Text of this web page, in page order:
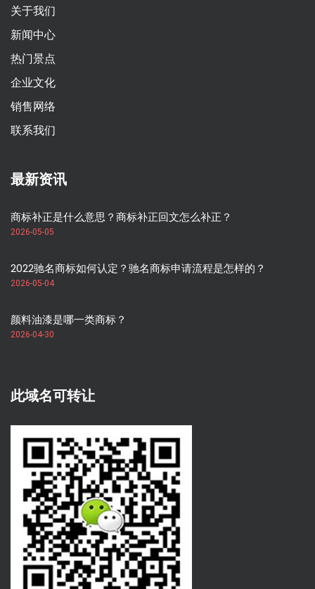
关于我们
新闻中心
热门景点
企业文化
销售网络
联系我们
最新资讯
商标补正是什么意思？商标补正回文怎么补正？
2026-05-05
2022驰名商标如何认定？驰名商标申请流程是怎样的？
2026-05-04
颜料油漆是哪一类商标？
2026-04-30
此域名可转让